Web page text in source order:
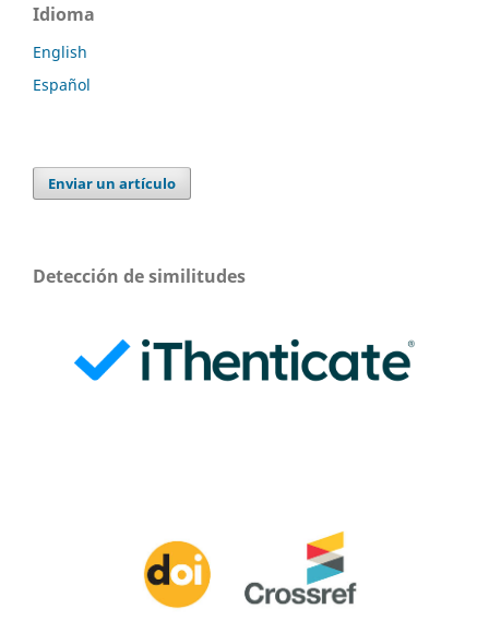
Idioma
English
Español
Enviar un artículo
Detección de similitudes